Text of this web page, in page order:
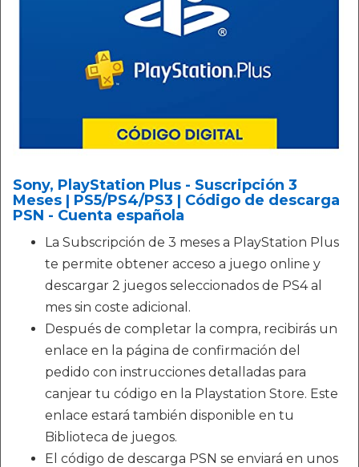
Sony, PlayStation Plus - Suscripción 3
Meses | PS5/PS4/PS3 | Código de descarga
PSN - Cuenta española
La Subscripción de 3 meses a PlayStation Plus
te permite obtener acceso a juego online y
descargar 2 juegos seleccionados de PS4 al
mes sin coste adicional.
Después de completar la compra, recibirás un
enlace en la página de confirmación del
pedido con instrucciones detalladas para
canjear tu código en la Playstation Store. Este
enlace estará también disponible en tu
Biblioteca de juegos.
El código de descarga PSN se enviará en unos